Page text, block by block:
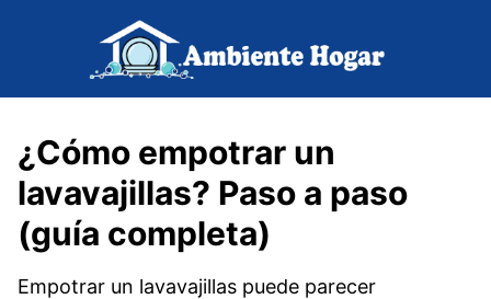
¿Cómo empotrar un
lavavajillas? Paso a paso
(guía completa)
Empotrar un lavavajillas puede parecer